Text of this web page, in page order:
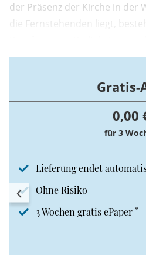
der Präsenz der Kirche in der
die Fernstehenden liegt,
der Taufe bewusst zu werden.
Begegnung mit Jesus Christus
Gratis-
0,00
für 3
Lieferung endet
Ohne Risiko
3 Wochen gratis ePaper *